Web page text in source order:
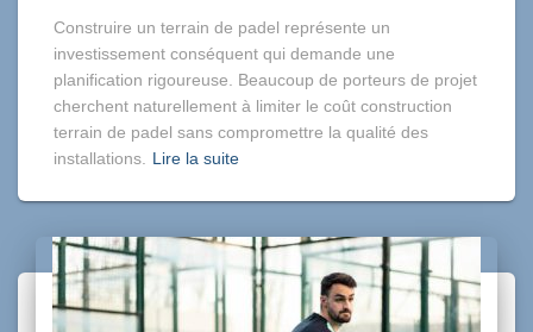
Construire un terrain de padel représente un
investissement conséquent qui demande une
planification rigoureuse. Beaucoup de porteurs de projet
cherchent naturellement à limiter le coût construction
terrain de padel sans compromettre la qualité des
installations.
Lire la suite